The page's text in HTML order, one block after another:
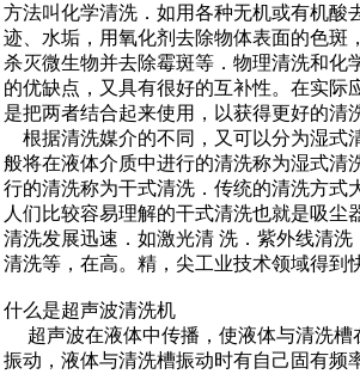
方法叫化学清洗．如用各种无机或有机酸
迹、水垢，用氧化剂去除物体表面的色斑
杀灭微生物并去除霉斑等．物理清洗和化
的优缺点，又具有很好的互补性。在实际
是把两者结合起来使用，以获得更好的清
根据清洗媒介的不同，又可以分为湿式
般将在液体介质中进行的清洗称为湿式清
行的清洗称为干式清洗．传统的清洗方式
人们比较容易理解的干式清洗也就是吸尘
清洗发展迅速．如激光清 洗．紫外线清洗
清洗等，在高。精，尖工业技术领域得到
什么是超声波清洗机
超声波在液体中传播，使液体与清洗槽
振动，液体与清洗槽振动时有自己固有频